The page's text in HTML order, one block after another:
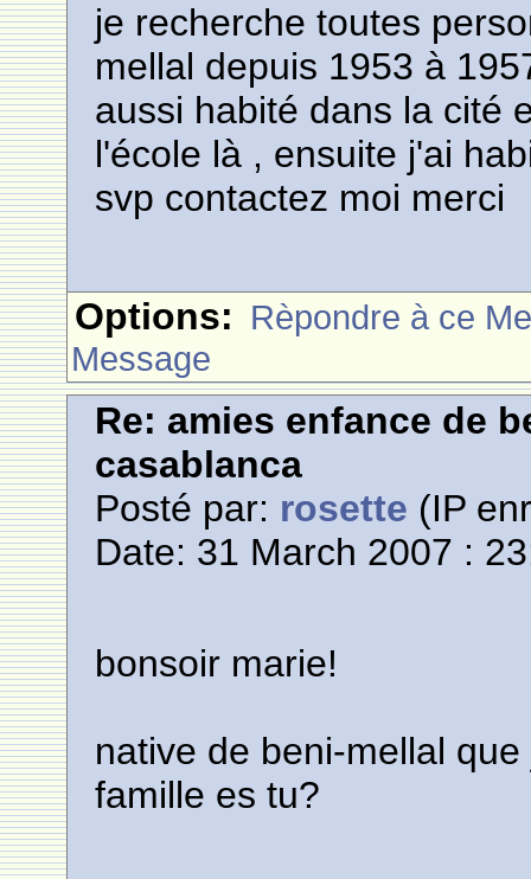
je recherche toutes
mellal depuis 1953 à
aussi habité dans la cité
l'école là , ensuite j'ai
svp contactez moi merci
Options: Rèpondre à ce
Message
Re: amies enfance de
casablanca
Posté par: rosette (IP
Date: 31 March 2007 :
bonsoir marie!
native de beni-mellal
famille es tu?